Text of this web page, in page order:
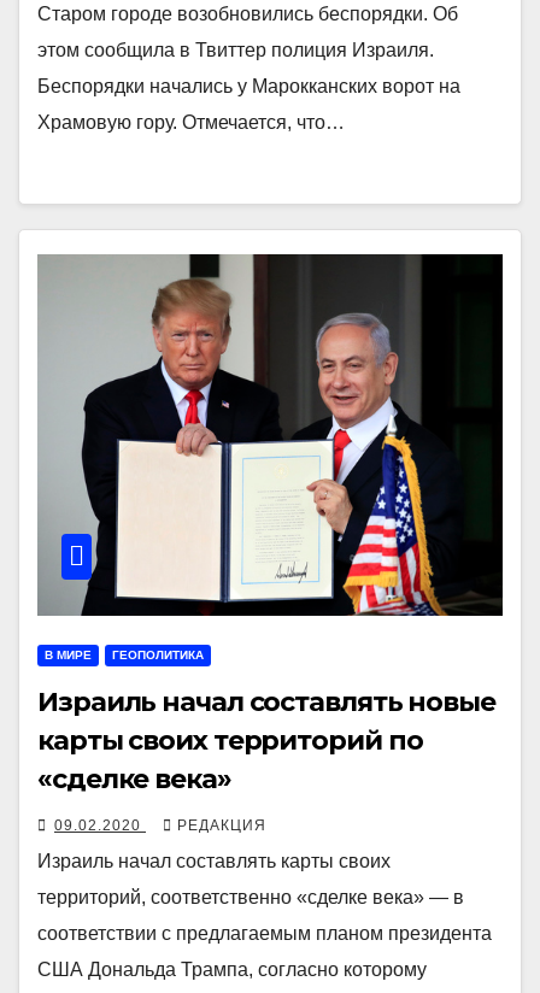
Старом городе возобновились беспорядки. Об
этом сообщила в Твиттер полиция Израиля.
Беспорядки начались у Марокканских ворот на
Храмовую гору. Отмечается, что…
В МИРЕ ГЕОПОЛИТИКА
Израиль начал составлять новые
карты своих территорий по
«сделке века»
09.02.2020 РЕДАКЦИЯ
Израиль начал составлять карты своих
территорий, соответственно «сделке века» — в
соответствии с предлагаемым планом президента
США Дональда Трампа, согласно которому